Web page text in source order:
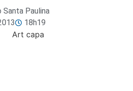
Santa Paulina
18h19